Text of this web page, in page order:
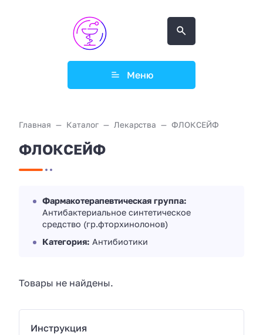
Меню
Главная Каталог Лекарства ФЛОКСЕЙФ
ФЛОКСЕЙФ
Фармакотерапевтическая группа:
Антибактериальное синтетическое
средство (гр.фторхинолонов)
Категория: Антибиотики
Товары не найдены.
Инструкция